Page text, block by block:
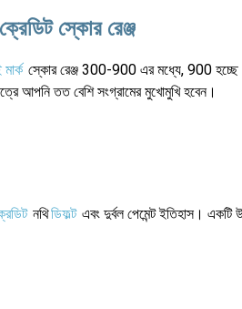
স্কোর রেঞ্জ
স্কোর রেঞ্জ 300-900 এর মধ্যে, 900
আপনি তত বেশি সংগ্রামের মুখোমুখি হবেন।
নথিডিফল্ট এবং দুর্বল পেমেন্ট ইতিহাস।